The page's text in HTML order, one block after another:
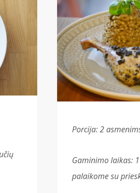
Porcija: 2
Gaminimo laikas:
palaikome su